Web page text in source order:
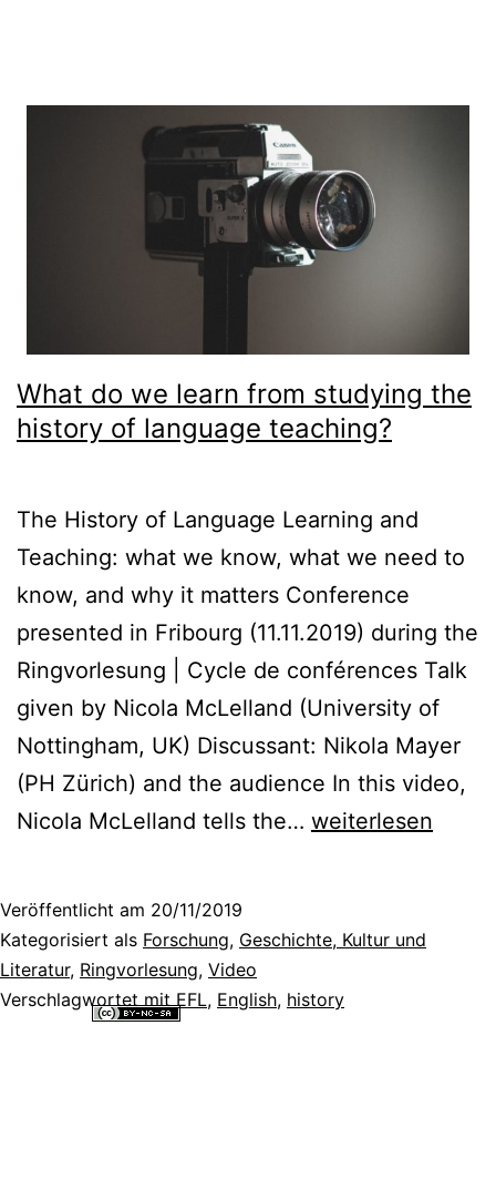
What do we learn from studying the
history of language teaching?
The History of Language Learning and
Teaching: what we know, what we need to
know, and why it matters Conference
presented in Fribourg (11.11.2019) during the
Ringvorlesung | Cycle de conférences Talk
given by Nicola McLelland (University of
Nottingham, UK) Discussant: Nikola Mayer
(PH Zürich) and the audience In this video,
Nicola McLelland tells the… What
learn
studying
weiterlesen
Veröffentlicht am 20/11/2019
Kategorisiert als Forschung, Geschichte, Kultur und
Literatur, Ringvorlesung, Video
Verschlagwortet mitEFL, English, history